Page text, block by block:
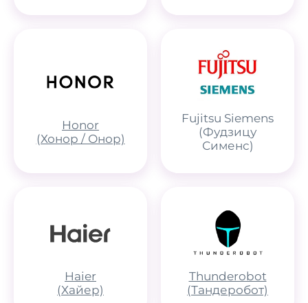
Honor
(Хонор / Онор)
Fujitsu Siemens
(Фудзицу
Сименс)
Haier
(Хайер)
Thunderobot
(Тандеробот)